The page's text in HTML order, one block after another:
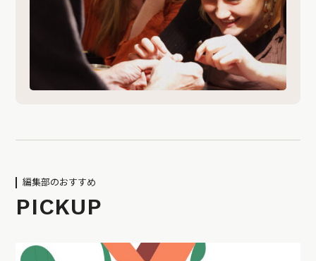
編集部のおすすめ
PICKUP